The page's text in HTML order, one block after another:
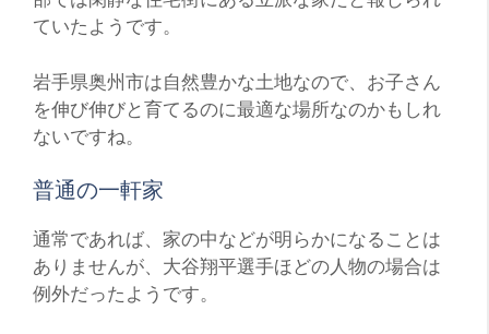
ていたようです。
岩手県奥州市は自然豊かな土地なので、お子さん
を伸び伸びと育てるのに最適な場所なのかもしれ
ないですね。
普通の一軒家
通常であれば、家の中などが明らかになることは
ありませんが、大谷翔平選手ほどの人物の場合は
例外だったようです。